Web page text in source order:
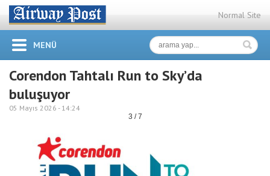
Normal Site
MENÜ
Corendon Tahtalı Run to Sky’da
buluşuyor
05 Mayıs 2026 - 14:24
3 / 7